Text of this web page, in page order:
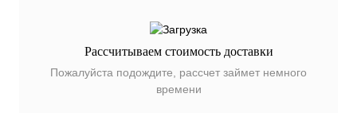
Рассчитываем стоимость доставки
Пожалуйста подождите, рассчет займет немного
времени